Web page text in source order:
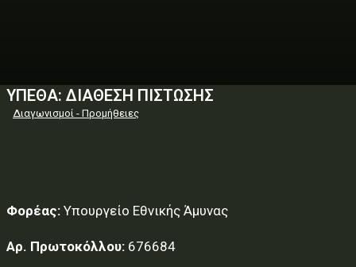
ΥΠΕΘΑ: ΔΙΑΘΕΣΗ ΠΙΣΤΩΣΗΣ
Διαγωνισμοί - Προμήθειες
Φορέας: Υπουργείο Εθνικής Άμυνας
Αρ. Πρωτοκόλλου: 676684